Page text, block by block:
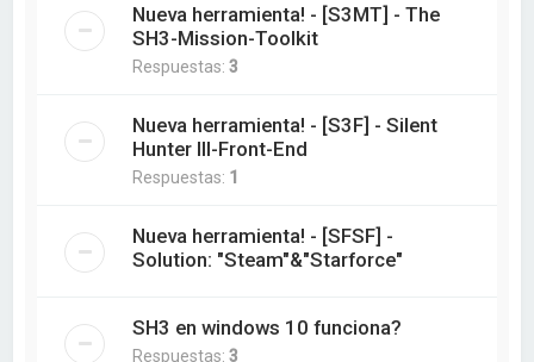
Nueva herramienta! - [S3MT] - The
SH3-Mission-Toolkit
Respuestas:3
Nueva herramienta! - [S3F] - Silent
Hunter III-Front-End
Respuestas: 1
Nueva herramienta! - [SFSF] -
Solution: "Steam"&"Starforce"
SH3 en windows 10 funciona?
Respuestas:3